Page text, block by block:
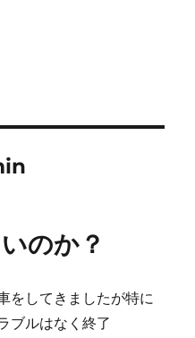
のか？
をしてきましたが特に
ブルはなく終了